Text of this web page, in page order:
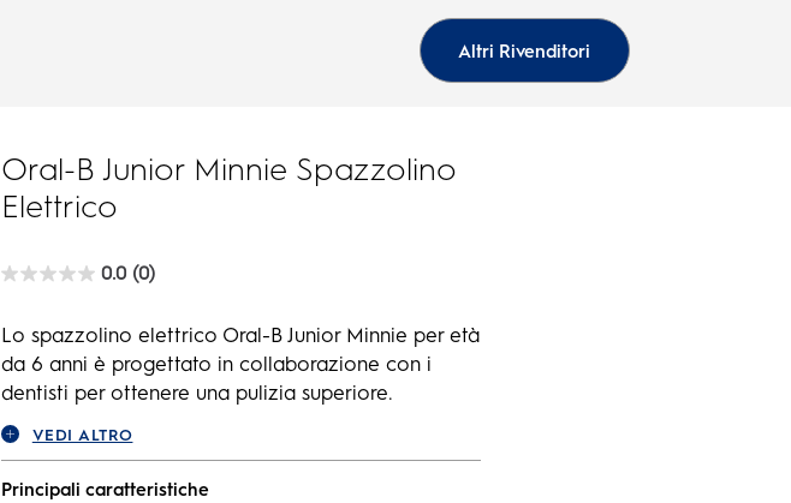
Altri Rivenditori
Oral-B Junior Minnie Spazzolino
Elettrico
0.0 (0)
0.0
stelle.
Lo spazzolino elettrico Oral-B Junior Minnie per età
da 6 anni è progettato in collaborazione con i
dentisti per ottenere una pulizia superiore.
VEDI ALTRO
Principali caratteristiche